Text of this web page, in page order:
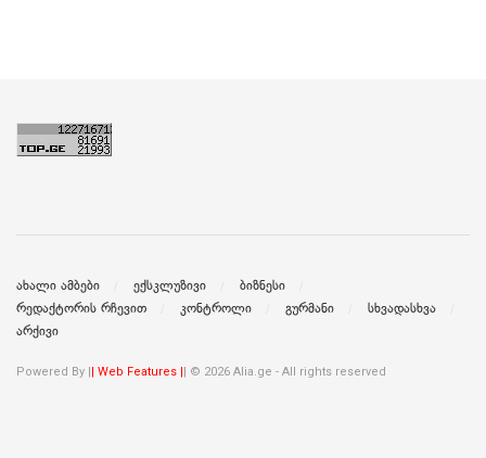
ახალი ამბები ექსკლუზივი
ბიზნესი
რედაქტორის რჩევით
კონტროლი გურმანი
სხვადასხვა
არქივი
Powered By || Web Features || © 2026 Alia.ge - All rights reserved